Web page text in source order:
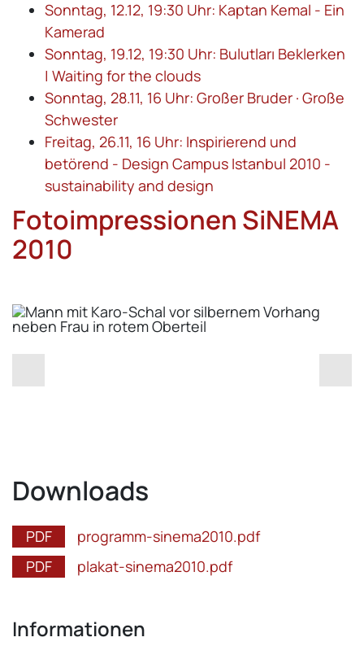
Sonntag, 12.12, 19:30 Uhr: Kaptan Kemal - Ein
Kamerad
Sonntag, 19.12, 19:30 Uhr: Bulutları Beklerken
| Waiting for the clouds
Sonntag, 28.11, 16 Uhr: Großer Bruder · Große
Schwester
Freitag, 26.11, 16 Uhr: Inspirierend und
betörend - Design Campus Istanbul 2010 -
sustainability and design
Fotoimpressionen SiNEMA
2010
Downloads
programm-sinema2010.pdf
plakat-sinema2010.pdf
Informationen